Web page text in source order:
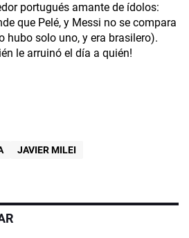
portugués amante de ídolos:
que Pelé, y Messi no se compara
hubo solo uno, y era brasilero).
le arruinó el día a quién!
JAVIER MILEI